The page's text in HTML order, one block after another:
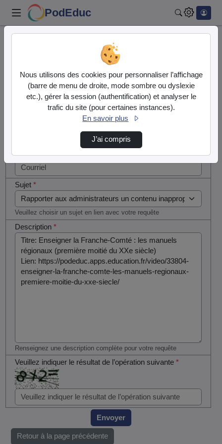
PodEduc
Contactez nous
Votre message
Courriel*
Sujet*
Veuillez choisir un sujet en lien avec votre requête
Description*
Renseignez une description complète pour votre requête
Veuillez indiquer le résultat de l’opération suivante*
si vous
êtes un
humain en
Envoyer
Retour à la page précédente
Nous utilisons des cookies pour personnaliser l’affichage
(barre de menu de droite, mode sombre ou dyslexie
etc.), gérer la session (authentification) et analyser le
trafic du site (pour certaines instances).
En savoir plus
J’ai compris